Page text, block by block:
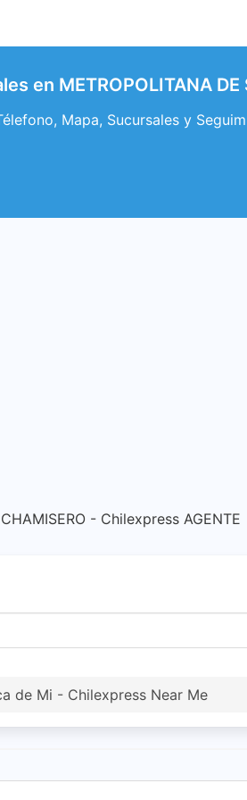
en METROPOLITANA DE
Mapa, Sucursales y
CHAMISERO - Chilexpress AGENTE
de Mi - Chilexpress Near Me